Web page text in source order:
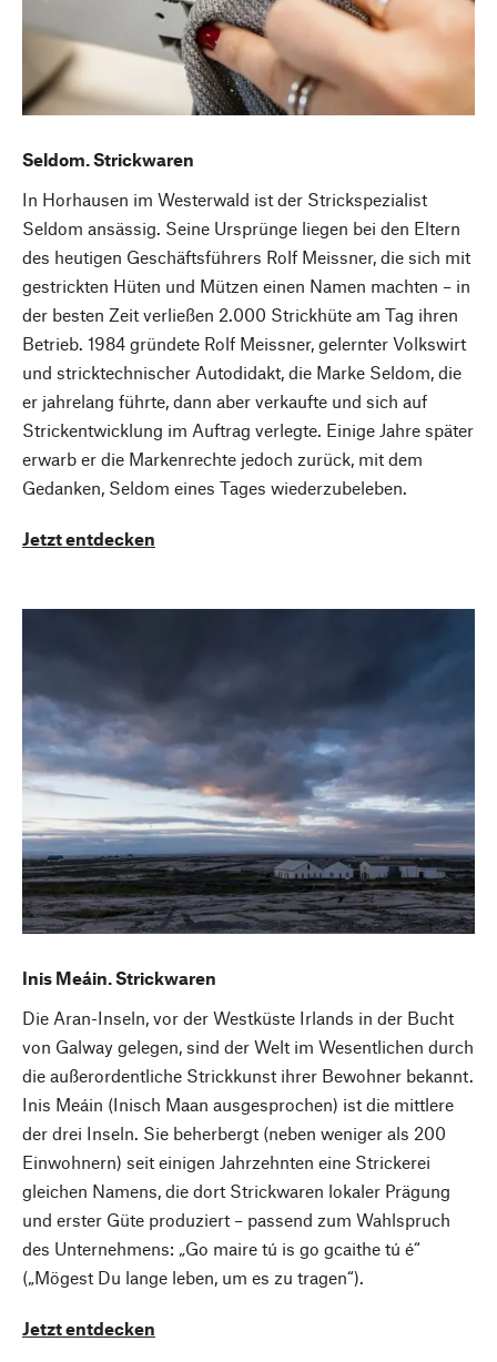
Seldom. Strickwaren
In Horhausen im Westerwald ist der Strickspezialist
Seldom ansässig. Seine Ursprünge liegen bei den Eltern
des heutigen Geschäftsführers Rolf Meissner, die sich mit
gestrickten Hüten und Mützen einen Namen machten – in
der besten Zeit verließen 2.000 Strickhüte am Tag ihren
Betrieb. 1984 gründete Rolf Meissner, gelernter Volkswirt
und stricktechnischer Autodidakt, die Marke Seldom, die
er jahrelang führte, dann aber verkaufte und sich auf
Strickentwicklung im Auftrag verlegte. Einige Jahre später
erwarb er die Markenrechte jedoch zurück, mit dem
Gedanken, Seldom eines Tages wiederzubeleben.
Jetzt entdecken
Inis Meáin. Strickwaren
Die Aran-Inseln, vor der Westküste Irlands in der Bucht
von Galway gelegen, sind der Welt im Wesentlichen durch
die außerordentliche Strickkunst ihrer Bewohner bekannt.
Inis Meáin (Inisch Maan ausgesprochen) ist die mittlere
der drei Inseln. Sie beherbergt (neben weniger als 200
Einwohnern) seit einigen Jahrzehnten eine Strickerei
gleichen Namens, die dort Strickwaren lokaler Prägung
und erster Güte produziert – passend zum Wahlspruch
des Unternehmens: „Go maire tú is go gcaithe tú é“
(„Mögest Du lange leben, um es zu tragen“).
Jetzt entdecken